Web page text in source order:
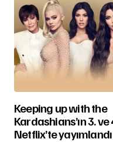
Keeping up with the
Kardashians’ın 3.
Netflix’te yayımlandı